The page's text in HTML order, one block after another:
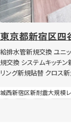
東京都新宿区四
給排水管新規交換 ユニ
規交換 システムキッチ
リング新規貼替 クロス
（玄関のみ人感センサー
城西新宿区新耐震大規模